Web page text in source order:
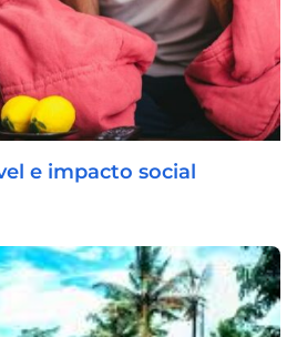
e impacto social